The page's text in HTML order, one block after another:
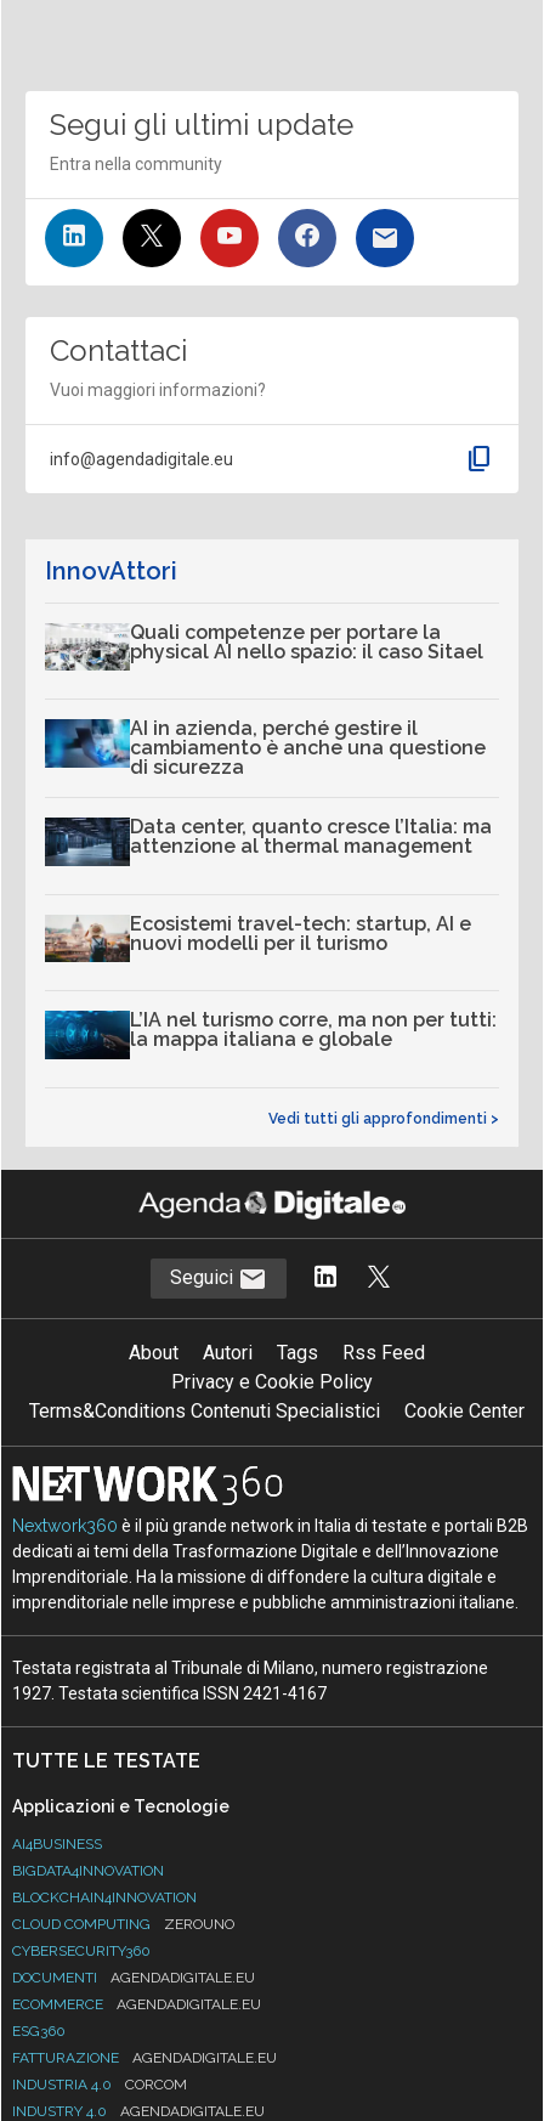
Segui gli ultimi update
Entra nella community
Contattaci
Vuoi maggiori informazioni?
info@agendadigitale.eu content_copy
InnovAttori
Quali competenze per portare la
physical AI nello spazio: il caso Sitael
AI in azienda, perché gestire il
cambiamento è anche una questione
di sicurezza
Data center, quanto cresce l’Italia: ma
attenzione al thermal management
Ecosistemi travel-tech: startup, AI e
nuovi modelli per il turismo
L’IA nel turismo corre, ma non per tutti:
la mappa italiana e globale
Vedi tutti gli approfondimenti >
Seguici
About Autori Tags
Rss Feed
Privacy e Cookie Policy
Terms&Conditions Contenuti Specialistici
Cookie Center
Nextwork360 è il più grande network in Italia di testate e portali B2B
dedicati ai temi della Trasformazione Digitale e dell’Innovazione
Imprenditoriale. Ha la missione di diffondere la cultura digitale e
imprenditoriale nelle imprese e pubbliche amministrazioni italiane.
Testata registrata al Tribunale di Milano, numero registrazione
1927. Testata scientifica ISSN 2421-4167
TUTTE LE TESTATE
Applicazioni e Tecnologie
AI4BUSINESS
BIGDATA4INNOVATION
BLOCKCHAIN4INNOVATION
CLOUD COMPUTING
ZEROUNO
CYBERSECURITY360
DOCUMENTI
AGENDADIGITALE.EU
ECOMMERCE
AGENDADIGITALE.EU
ESG360
FATTURAZIONE
AGENDADIGITALE.EU
INDUSTRIA 4.0
CORCOM
INDUSTRY 4.0
AGENDADIGITALE.EU